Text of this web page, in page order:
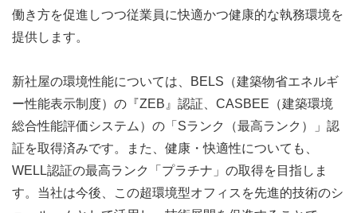
働き方を促進しつつ従業員に快適かつ健康的な執務環境を
提供します。
新社屋の環境性能については、BELS（建築物省エネルギ
ー性能表示制度）の『ZEB』認証、CASBEE（建築環境
総合性能評価システム）の「Sランク（最高ランク）」認
証を取得済みです。また、健康・快適性についても、
WELL認証の最高ランク「プラチナ」の取得を目指しま
す。当社は今後、この超環境型オフィスを先進的技術のシ